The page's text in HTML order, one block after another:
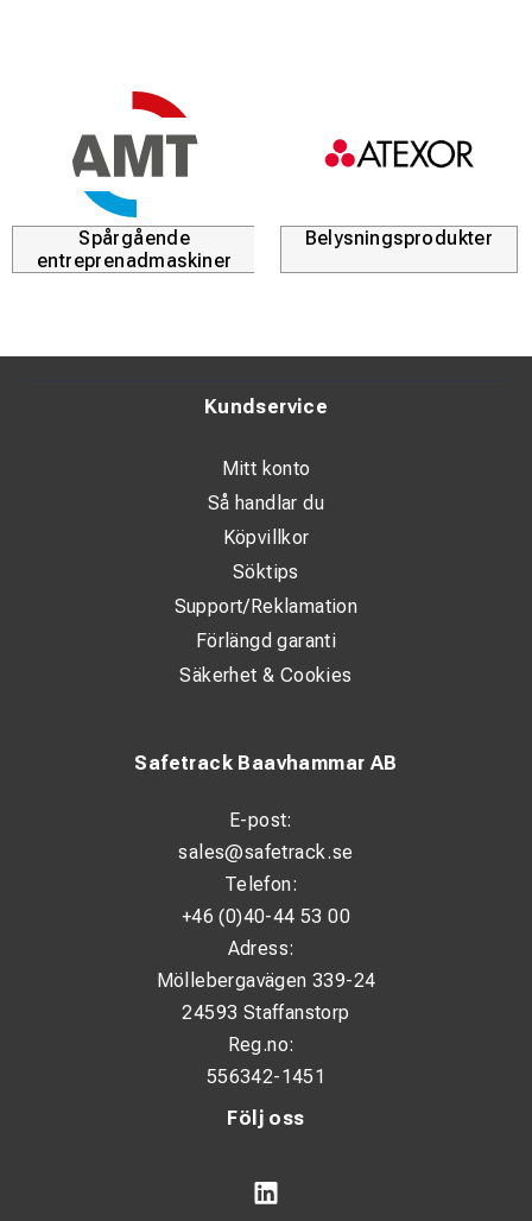
Spårgående
entreprenadmaskiner
Belysningsprodukter
Följ oss
Safetrack Baavhammar AB
E-post:
sales@safetrack.se
Telefon:
+46 (0)40-44 53 00
Adress:
Möllebergavägen 339-24
24593 Staffanstorp
Reg.no:
556342-1451
Kundservice
Mitt konto
Så handlar du
Köpvillkor
Söktips
Support/Reklamation
Förlängd garanti
Säkerhet & Cookies